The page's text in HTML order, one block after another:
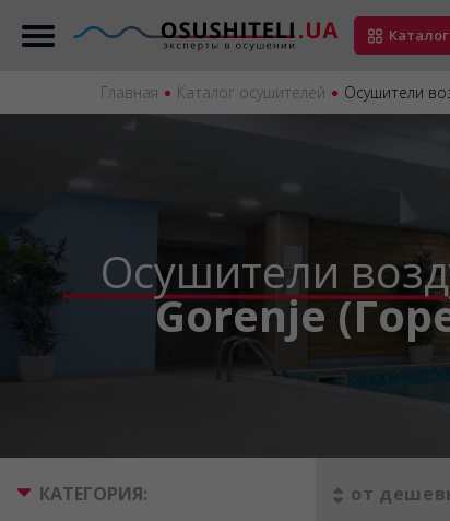
Каталог
Главная Каталог осушителей Осушители
Осушители
Gorenje
КАТЕГОРИЯ: от